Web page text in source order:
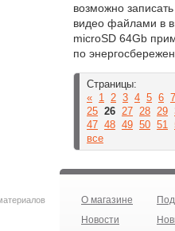
возможно
видео файлами в
microSD 64Gb
по
Страницы:
« 1 2 3 4 5 6 7
25 26 27 28 29
47 48 49 50 51
все
О магазине
Новости